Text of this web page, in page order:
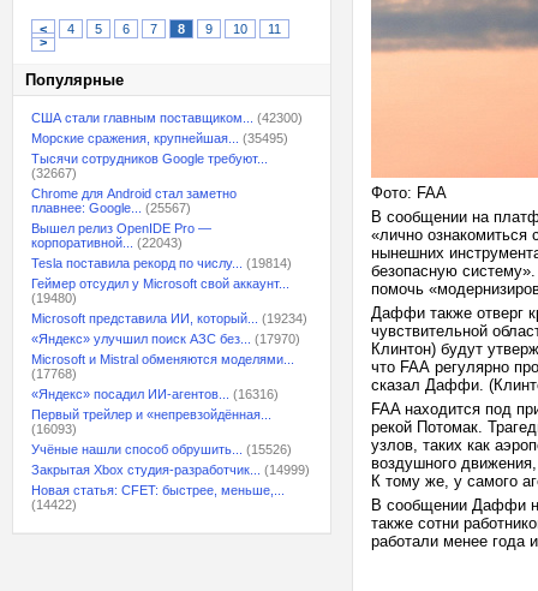
< 4 5 6 7 8 9 10
11
>
Популярные
США стали главным поставщиком...
(42300)
Морские сражения, крупнейшая...
(35495)
Тысячи сотрудников Google требуют...
(32667)
Chrome для Android стал заметно
плавнее: Google...
(25567)
Вышел релиз OpenIDE Pro —
корпоративной...
(22043)
Tesla поставила рекорд по числу...
(19814)
Геймер отсудил у Microsoft свой аккаунт...
(19480)
Microsoft представила ИИ, который...
(19234)
«Яндекс» улучшил поиск АЗС без...
(17970)
Microsoft и Mistral обменяются моделями...
(17768)
«Яндекс» посадил ИИ-агентов...
(16316)
Первый трейлер и «непревзойдённая...
(16093)
Учёные нашли способ обрушить...
(15526)
Закрытая Xbox студия-разработчик...
(14999)
Новая статья: CFET: быстрее, меньше,...
(14422)
Фото: FAA
В сообщении на
«лично ознакомиться
нынешних
безопасную
помочь
Даффи также отверг
чувствительной
Клинтон) будут
что FAA регулярно
сказал Даффи.
FAA находится под
рекой Потомак.
узлов, таких как
воздушного
К тому же, у самого
В сообщении Даффи
также сотни
работали менее года